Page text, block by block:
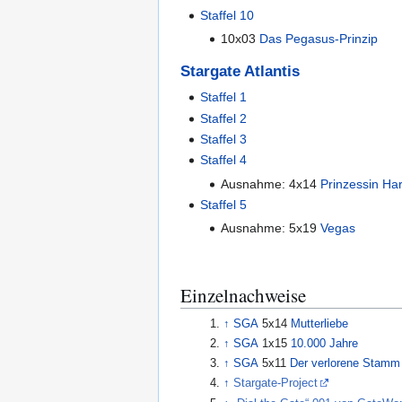
Staffel 10
10x03 Das Pegasus-Prinzip
Stargate Atlantis
Staffel 1
Staffel 2
Staffel 3
Staffel 4
Ausnahme: 4x14 Prinzessin
Staffel 5
Ausnahme: 5x19 Vegas
Einzelnachweise
↑ SGA 5x14 Mutterliebe
↑ SGA 1x15 10.000 Jahre
↑ SGA 5x11 Der verlorene Stamm
↑ Stargate-Project